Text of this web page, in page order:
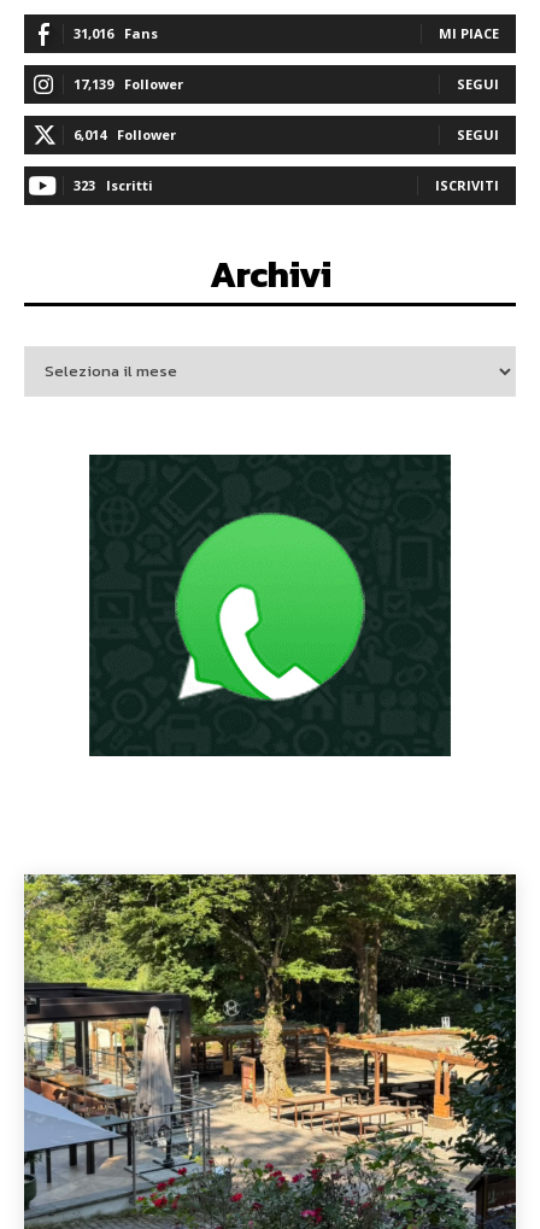
31,016 Fans MI PIACE
17,139 Follower SEGUI
6,014 Follower SEGUI
323 Iscritti ISCRIVITI
Archivi